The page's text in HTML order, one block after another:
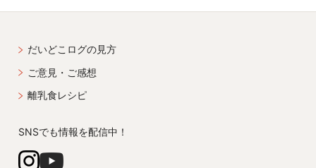
だいどこログの見方
ご意見・ご感想
離乳食レシピ
SNSでも情報を配信中！